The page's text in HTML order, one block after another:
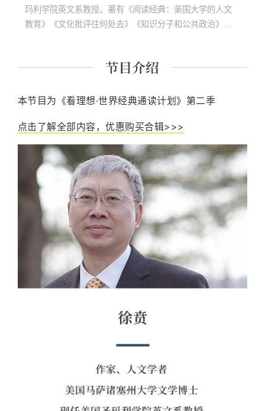
玛利学院英文系教授。著有《阅读经典：美国大学的人文
教育》《文化批评往何处去》《知识分子和公共政治》
本节目为《看理想·世界经典通读计划》第二季
点击了解全部内容，优惠购买合辑>>>